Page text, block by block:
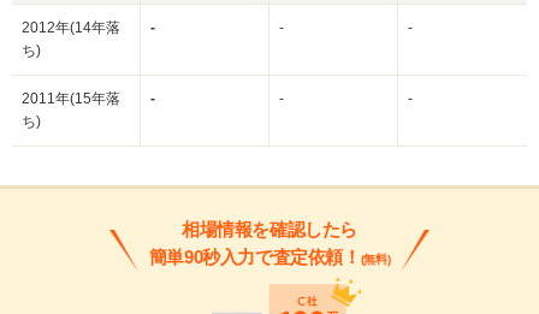
2012年(14年落
ち)
- - -
2011年(15年落
ち)
- - -
相場情報を確認したら
簡単90秒入力で査定依頼！ (無料)